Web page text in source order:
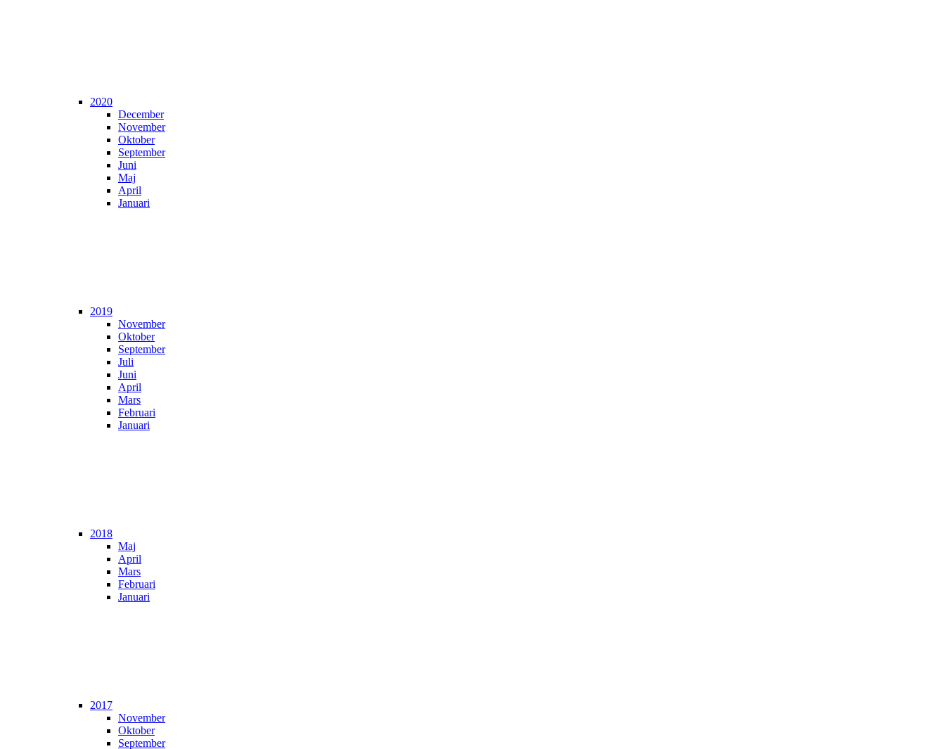
2020
December
November
Oktober
September
Juni
Maj
April
Januari
2019
November
Oktober
September
Juli
Juni
April
Mars
Februari
Januari
2018
Maj
April
Mars
Februari
Januari
2017
November
Oktober
September